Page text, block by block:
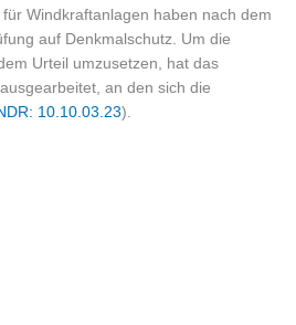
Windkraftanlagen haben nach dem
auf Denkmalschutz. Um die
Urteil umzusetzen, hat das
an den sich die
10.10.03.23).